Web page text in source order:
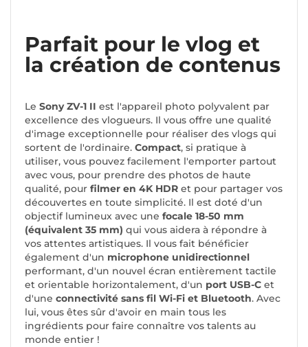
Parfait pour le vlog et
la création de contenus
Le Sony ZV-1 II est l'appareil photo polyvalent par
excellence des vlogueurs. Il vous offre une qualité
d'image exceptionnelle pour réaliser des vlogs qui
sortent de l'ordinaire. Compact, si pratique à
utiliser, vous pouvez facilement l'emporter partout
avec vous, pour prendre des photos de haute
qualité, pour filmer en 4K HDR et pour partager vos
découvertes en toute simplicité. Il est doté d'un
objectif lumineux avec une focale 18-50 mm
(équivalent 35 mm) qui vous aidera à répondre à
vos attentes artistiques. Il vous fait bénéficier
également d'un microphone unidirectionnel
performant, d'un nouvel écran entièrement tactile
et orientable horizontalement, d'un port USB-C et
d'une connectivité sans fil Wi-Fi et Bluetooth. Avec
lui, vous êtes sûr d'avoir en main tous les
ingrédients pour faire connaître vos talents au
monde entier !